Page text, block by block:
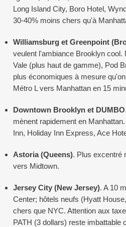
Long Island City, Boro Hotel,
30-40% moins chers qu'à
Williamsburg et Greenpoint
veulent l'ambiance Brooklyn cool.
Vale (plus haut de gamme), Pod
plus économiques à mesure
Métro L vers Manhattan en 15
Downtown Brooklyn et DUMBO
mènent rapidement en
Inn, Holiday Inn Express, Ace
Astoria (Queens). Plus excentré
vers Midtown.
Jersey City (New Jersey). A 10
Center; hôtels neufs (Hyatt
chers que NYC. Attention aux
PATH (3 dollars) reste imbattable